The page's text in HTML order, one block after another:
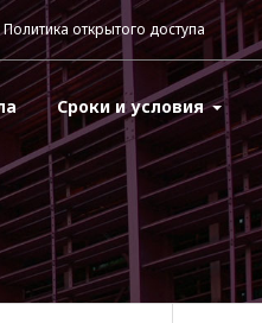
Сроки и условия
Политика открытого доступа